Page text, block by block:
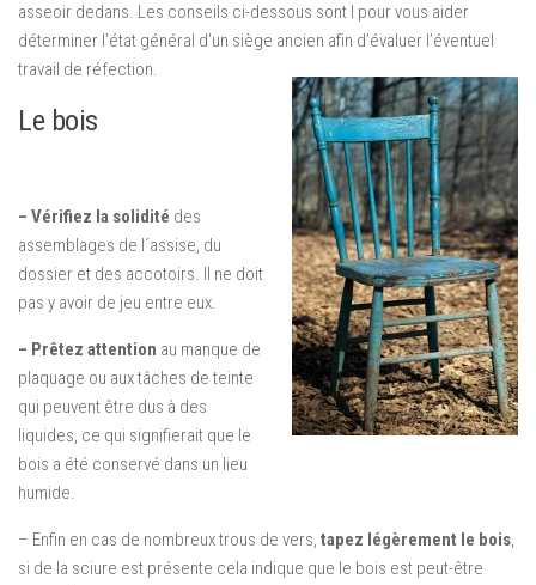
asseoir dedans. Les conseils ci-dessous sont l pour vous aider
déterminer l’état général d’un siège ancien afin d’évaluer l’éventuel
travail de réfection.
Le bois
– Vérifiez la solidité des
assemblages de l´assise, du
dossier et des accotoirs. Il ne doit
pas y avoir de jeu entre eux.
– Prêtez attention au manque de
plaquage ou aux tâches de teinte
qui peuvent être dus à des
liquides, ce qui signifierait que le
bois a été conservé dans un lieu
humide.
– Enfin en cas de nombreux trous de vers, tapez légèrement le bois,
si de la sciure est présente cela indique que le bois est peut-être